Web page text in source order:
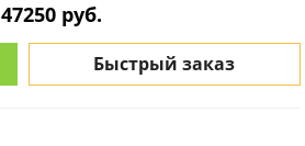
47250 руб.
Быстрый заказ